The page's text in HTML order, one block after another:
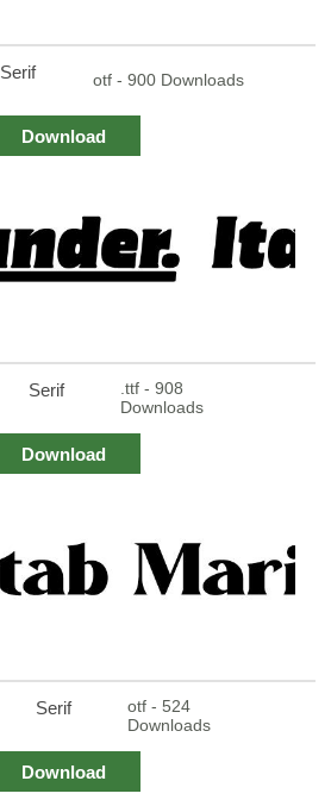
Serif otf - 900 Downloads
Download
Serif
.ttf - 908
Downloads
Download
Serif
otf - 524
Downloads
Download